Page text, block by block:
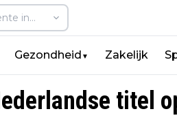
Gezondheid ▼ Zakelijk
titel